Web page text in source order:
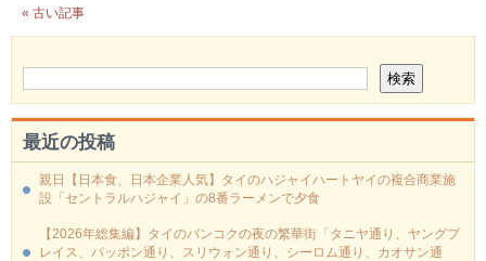
« 古い記事
最近の投稿
親日【日本食、日本企業人気】タイのハジャイハートヤイの複合商業施
設「セントラルハジャイ」の8番ラーメンで夕食
【2026年総集編】タイのバンコクの夜の繁華街「タニヤ通り、ヤングプ
レイス、パッポン通り、スリウォン通り、シーロム通り、カオサン通